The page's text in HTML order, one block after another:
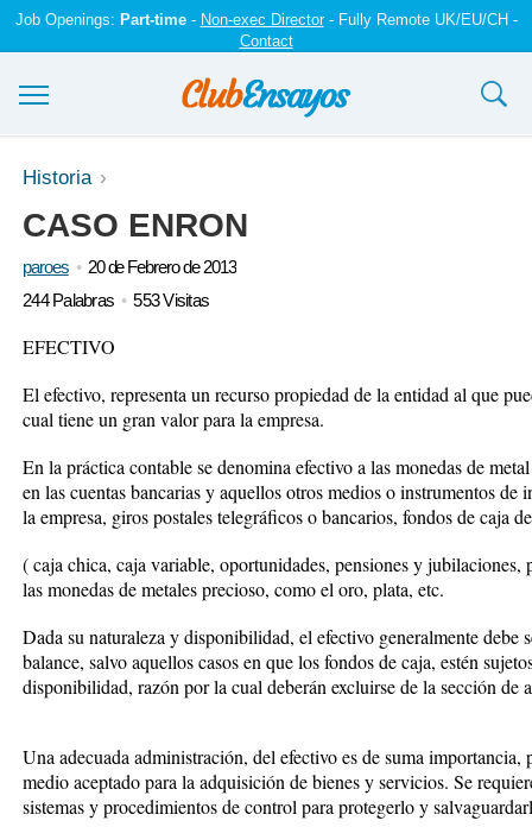
Job Openings: Part-time- Non-exec Director- Fully Remote UK/EU/CH -
Contact
Ensayos y trabajos
Registrarse
Iniciar sesión
Historia
CASO ENRON
paroes
20 de Febrero de 2013
244 Palabras
553 Visitas
EFECTIVO
El efectivo, representa un recurso propiedad de la entidad al que
cual tiene un gran valor para la empresa.
En la práctica contable se denomina efectivo a las monedas de
en las cuentas bancarias y aquellos otros medios o instrumentos de
la empresa, giros postales telegráficos o bancarios, fondos de caja
( caja chica, caja variable, oportunidades, pensiones y jubilaciones,
las monedas de metales precioso, como el oro, plata, etc.
Dada su naturaleza y disponibilidad, el efectivo generalmente debe
balance, salvo aquellos casos en que los fondos de caja, estén
disponibilidad, razón por la cual deberán excluirse de la sección de
Una adecuada administración, del efectivo es de suma
medio aceptado para la adquisición de bienes y servicios. Se
sistemas y procedimientos de control para protegerlo y